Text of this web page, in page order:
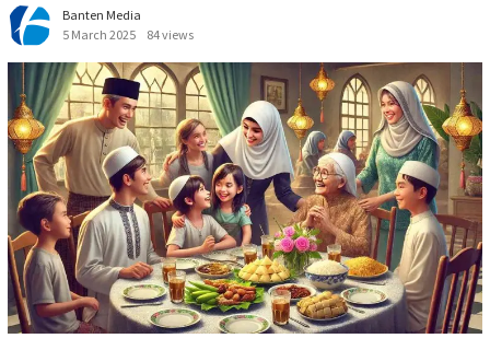
Banten Media
5 March 2025
84 views